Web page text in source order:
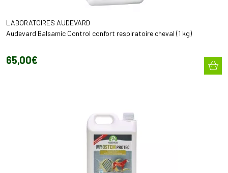
LABORATOIRES AUDEVARD
Audevard Balsamic Control confort respiratoire cheval (1 kg)
65,00€